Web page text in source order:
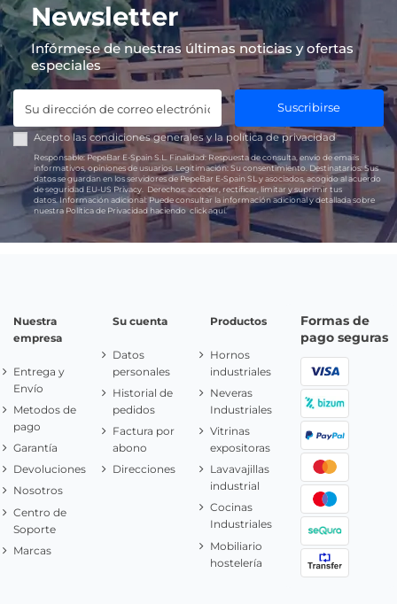
Newsletter
Infórmese de nuestras últimas noticias y ofertas
especiales
Suscribirse
Acepto las condiciones generales y lapolítica de privacidad
Responsable:PepeBar E-Spain S.L. Finalidad: Respuesta de consulta, envío de emails
informativos, opiniones de usuarios. Legitimación: Su consentimiento. Destinatarios:Sus
datos se guardan en los servidores de PepeBar E-Spain SL y asociados, acogido al acuerdo
de seguridad EU-US Privacy.
Derechos: acceder, rectificar, limitar y suprimir tus
datos.Información adicional:Puede consultar la información adicional y detallada sobre
nuestra Política de Privacidad haciendoclick aquí.
Nuestra
empresa
Entrega y
Envío
Metodos de
pago
Garantía
Devoluciones
Nosotros
Centro de
Soporte
Marcas
Su cuenta
Datos
personales
Historial de
pedidos
Factura por
abono
Direcciones
Productos
Hornos
industriales
Neveras
Industriales
Vitrinas
expositoras
Lavavajillas
industrial
Cocinas
Industriales
Mobiliario
hostelería
Formas de
pago seguras